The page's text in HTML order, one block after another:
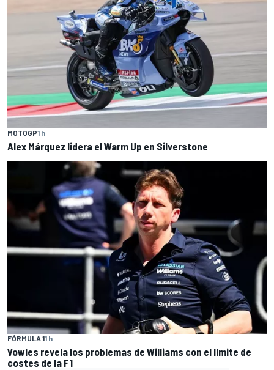
MOTOGP1 h
Alex Márquez lidera el Warm Up en Silverstone
FÓRMULA 11 h
Vowles revela los problemas de Williams con el límite de
costes de la F1